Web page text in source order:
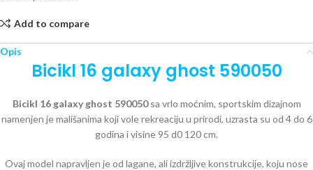
Add to compare
Opis
Bicikl 16 galaxy ghost 590050
Bicikl 16 galaxy ghost 590050sa vrlo moćnim, sportskim dizajnom
namenjen je mališanima koji vole rekreaciju u prirodi, uzrasta su od 4 do 6
godina i visine 95 d0 120 cm.
Ovaj model napravljen je od lagane, ali izdržljive konstrukcije, koju nose